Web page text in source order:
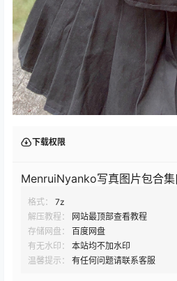
下载权限
MenruiNyanko写真图片包合
格式：
7z
解压教程：
网站最顶部查看教程
存储网盘：
百度网盘
有无水印：
本站均不加水印
温馨提示：
有任何问题请联系客服